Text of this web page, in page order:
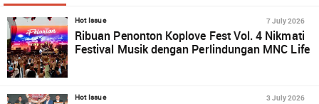
Hot Issue 7 July 2026
Ribuan Penonton Koplove Fest Vol. 4 Nikmati
Festival Musik dengan Perlindungan MNC Life
Hot Issue 3 July 2026